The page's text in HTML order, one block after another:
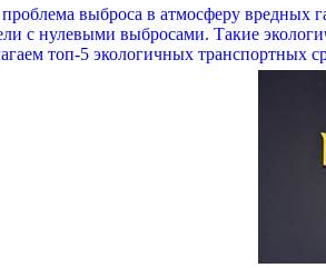
выброса в атмосферу вредных
с нулевыми выбросами. Такие
топ-5 экологичных транспортных